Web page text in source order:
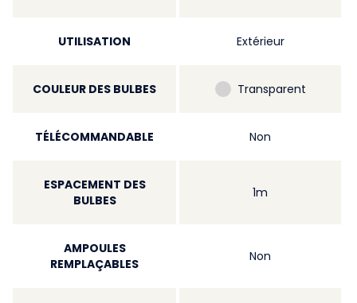
UTILISATION Extérieur
COULEUR DES BULBES Transparent
TÉLÉCOMMANDABLE Non
ESPACEMENT DES
BULBES
1m
AMPOULES
REMPLAÇABLES
Non